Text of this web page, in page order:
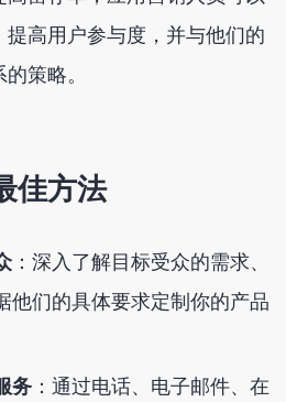
高用户参与度，并与他们的
策略。
佳方法
：深入了解目标受众的需求、
他们的具体要求定制你的产品
务 ：通过电话、电子邮件、在